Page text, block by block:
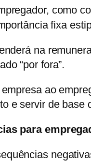
como
fixa
na
“por fora”.
ao
e servir de
para